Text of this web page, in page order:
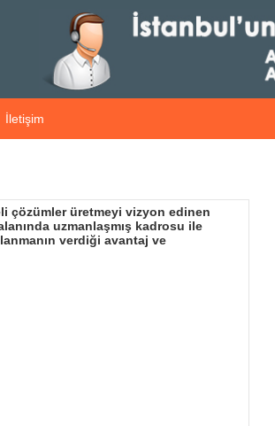
İletişim
çözümler üretmeyi vizyon edinen
uzmanlaşmış kadrosu ile
verdiği avantaj ve